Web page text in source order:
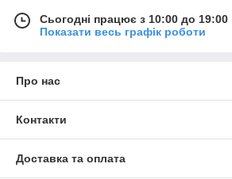
Сьогодні працює з 10:00 до 19:00
Показати весь графік роботи
Про нас
Контакти
Доставка та оплата